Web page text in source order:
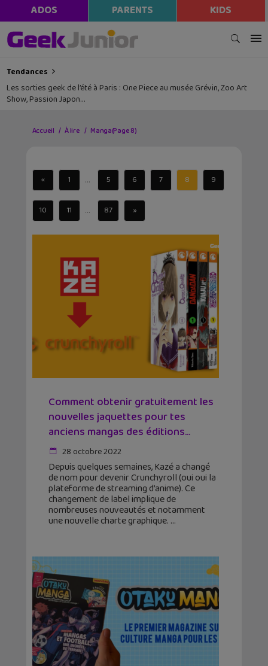
ADOS PARENTS KIDS
Tendances
Les sorties geek de l’été à Paris : One Piece au musée Grévin, Zoo Art
Show, Passion Japon…
Accueil À lire Manga(Page 8)
« 1 ... 5 6 7 8 9
10 11 ... 87 »
Comment obtenir gratuitement les
nouvelles jaquettes pour tes
anciens mangas des éditions...
28 octobre 2022
Depuis quelques semaines, Kazé a changé
de nom pour devenir Crunchyroll (oui oui la
plateforme de streaming d’anime). Ce
changement de label implique de
nombreuses nouveautés et notamment
une nouvelle charte graphique.